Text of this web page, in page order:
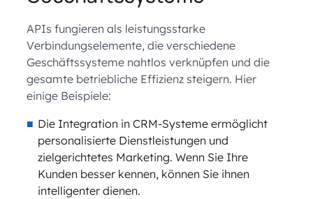
APIs fungieren als leistungsstarke
Verbindungselemente, die verschiedene
Geschäftssysteme nahtlos verknüpfen und die
gesamte betriebliche Effizienz steigern. Hier
einige Beispiele:
Die Integration in CRM-Systeme ermöglicht
personalisierte Dienstleistungen und
zielgerichtetes Marketing. Wenn Sie Ihre
Kunden besser kennen, können Sie ihnen
intelligenter dienen.